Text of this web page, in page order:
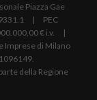
Piazza Gae
| PEC
€ i.v. |
Imprese di Milano
della Regione